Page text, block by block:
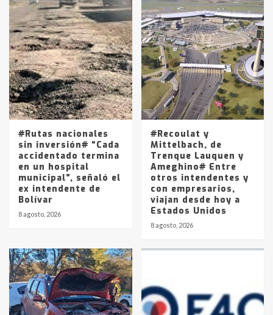
4
Accidente en Ruta 5: falleció un
joven de Trenque Lauquen
5
Los precios de los combustibles en
La Pampa, desde YPF hasta Axion
entre 857 a 1338 pesos
#Rutas nacionales
sin inversión# “Cada
accidentado termina
en un hospital
municipal”, señaló el
ex intendente de
Bolívar
8 agosto, 2026
#Recoulat y
Mittelbach, de
Trenque Lauquen y
Ameghino# Entre
otros intendentes y
con empresarios,
viajan desde hoy a
Estados Unidos
8 agosto, 2026